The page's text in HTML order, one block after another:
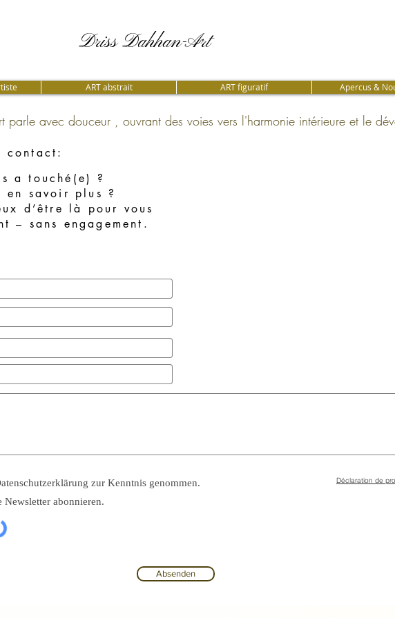
Driss Dahhan-Art
Driss Dahhan-Art
ART abstrait ART figuratif Apercus &
parle avec douceur , ouvrant des voies vers l'harmonie intérieure et le
a touché(e) ?
en savoir plus ?
d’être là pour vous
– sans engagement.
contact:
zur Kenntnis genommen.
Newsletter abonnieren.
Absenden